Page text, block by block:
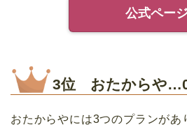
公式ペー
3位 おたからや
おたからやには3つのプランがあ